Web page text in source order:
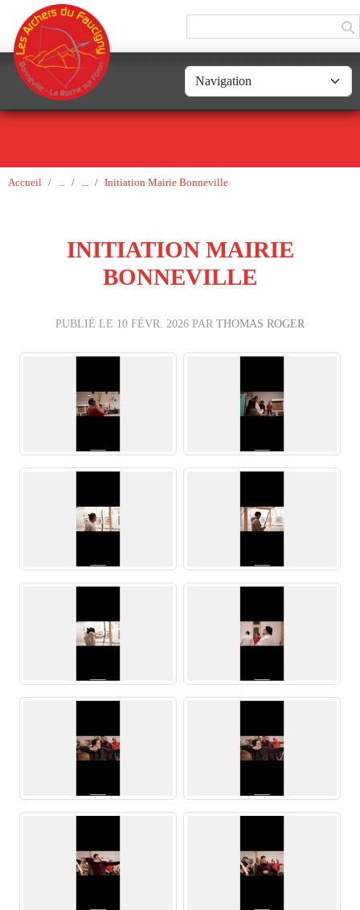
Accueil Initiation Mairie Bonneville
INITIATION MAIRIE
BONNEVILLE
PUBLIÉ LE 10 FÉVR. 2026 PAR THOMAS ROGER
Panneau de gestion des cookies